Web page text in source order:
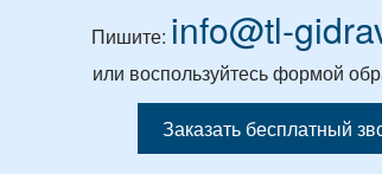
Пишите: info@tl-
или воспользуйтесь формой
Заказать бесплатный